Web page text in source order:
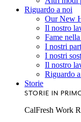
Riguardo a noi
Our New
Il nostro
Fame
I nostri
I nostri
Il nostro
Riguardo
Storie
STORIE IN
CalFresh Work